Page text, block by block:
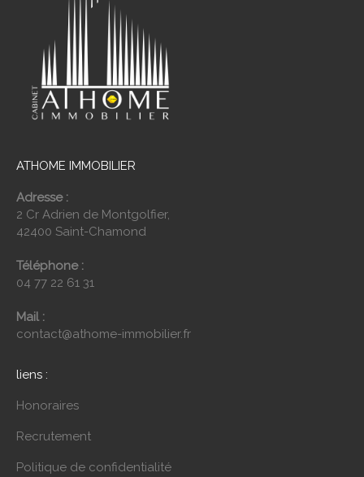
ATHOME IMMOBILIER
Adresse :
2 Cr Adrien de Montgolfier,
42400 Saint-Chamond
Téléphone :
04 77 22 61 31
Mail :
contact@athome-immobilier.fr
liens :
Honoraires
Recrutement
Politique de confidentialité